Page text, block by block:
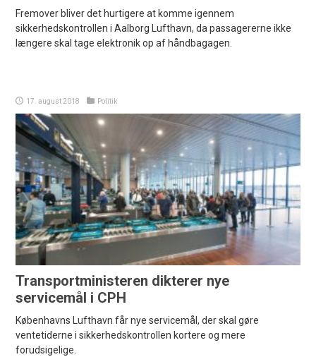
Fremover bliver det hurtigere at komme igennem
sikkerhedskontrollen i Aalborg Lufthavn, da passagererne ikke
længere skal tage elektronik op af håndbagagen.
17. august 2018 Politik
Transportministeren dikterer nye
servicemål i CPH
Københavns Lufthavn får nye servicemål, der skal gøre
ventetiderne i sikkerhedskontrollen kortere og mere
forudsigelige.